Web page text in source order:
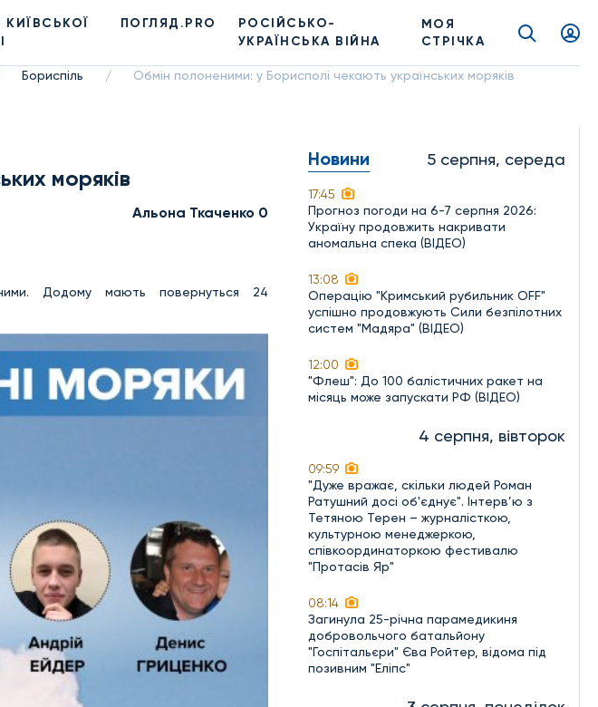
ПОГЛЯД.PRO
РОСІЙСЬКО-
УКРАЇНСЬКА ВІЙНА
МОЯ
СТРІЧКА
Бориспіль / Обмін полоненими: у Борисполі чекають українських моряків
моряків
Альона Ткаченко 0
Додому мають повернуться 24
Новини 5 серпня, середа
17:45
Прогноз погоди на 6-7 серпня 2026:
Україну продовжить накривати
аномальна спека (ВІДЕО)
13:08
Операцію "Кримський рубильник OFF"
успішно продовжують Сили безпілотних
систем "Мадяра" (ВІДЕО)
12:00
"Флеш": До 100 балістичних ракет на
місяць може запускати РФ (ВІДЕО)
4 серпня, вівторок
09:59
"Дуже вражає, скільки людей Роман
Ратушний досі об'єднує". Інтерв’ю з
Тетяною Терен – журналісткою,
культурною менеджеркою,
співкоординаторкою фестивалю
"Протасів Яр"
08:14
Загинула 25-річна парамедикиня
добровольчого батальйону
"Госпітальєри" Єва Ройтер, відома під
позивним "Еліпс"